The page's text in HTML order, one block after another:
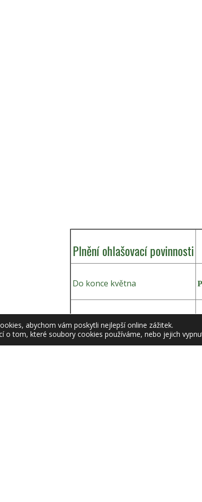
Plnění ohlašovací povinnosti
Do konce května
V průběhu vegetace a sklizně
abychom vám poskytli nejlepší online zážitek.
o tom, které soubory cookies používáme, nebo jejich